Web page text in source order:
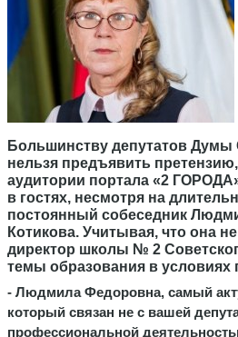
Большинству депутатов Думы
нельзя предъявить
аудитории портала «2
в гостях, несмотря на
постоянный собеседник
Котикова. Учитывая, что она
директор школы № 2
темы образования в условиях
- Людмила Федоровна, самый
который связан не с вашей
профессиональной